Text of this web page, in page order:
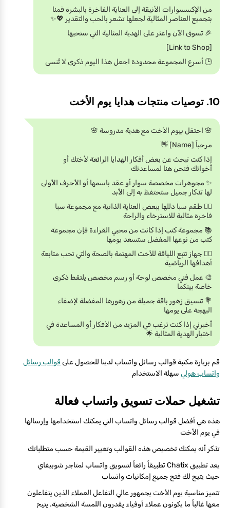
من الإكسسوارات الأنيقة إلى العناية الفاخرة بالبشرة قمنا
بتجميع العناصر المثالية لجعلها تشعر بالحب والتقدير 💖✨
🎉 تسوق الآن واعثر على الهدية المثالية التي ستحبها
[Link to Shop]
🕒 أسرع المجموعة محدودة اجعل هذا اليوم ذكرى لا تُنسى
10. توصيات منتجات هدايا يوم الأخت
🌸 احتفل بيوم الأخت مع هدية مدروسة 🌸
مرحباً [Name] 👋
إذا كنت تبحث عن بعض أفكار الهدايا الرائعة لأختك أو
أخواتك فنحن هنا لمساعدتك
✨ مجوهرات مخصصة سوار أو عقد باسمها أو الأحرف الأولى
لها تذكار جميل ستحتفظ به إلى الأبد
💆‍♀️ طقم سبا دللها ببعض العناية الذاتية مع مجموعة سبا
فاخرة مثالية للاسترخاء والراحة
📚 مجموعة كتب إذا كانت من محبي القراءة فإن مجموعة
كتب من نوعها المفضل ستسعد يومها
🧘‍♀️ جهاز تتبع اللياقة للأخت المهتمة بالصحة والتي تحب متابعة
أهدافها الرياضية
🎨 عمل فني مخصص لوحة أو رسم مخصص يلتقط ذكرى
خاصة بينكما
💐 تنسيق زهور باقة جميلة من زهورها المفضلة لإضفاء
البهجة على يومها
أخبرني إذا كنت ترغب في المزيد من الأفكار أو المساعدة في
اختيار الهدية المثالية 🌟
قم بزيارة مكتبة قوالب رسائل واتساب لدينا للحصول علىقوالب رسائل
واتساب هولي سهلة الاستخدام
تشغيل حملات تسويق واتساب فعالة
هذه هي أفضل قوالب رسائل واتساب التي يمكنك استخدامها وإرسالها
في يوم الأخت
تذكر أنه يمكنك تخصيص هذه القوالب وتغيير القيمة حسب متطلباتك
يعد تطبيق Chatix تطبيقاً رائعاً لتسويق واتساب لمتاجر شوبيفاي
حيث يتيح لك فتح جميع إمكانيات واتساب
تتميز مناسبة يوم الأخت بجمهور عالي التفاعل العملاء الذين يتفاعلون
معها غالباً ما يكونون عملاء أوفياء يقدرون اللمسة الشخصية. يتيح